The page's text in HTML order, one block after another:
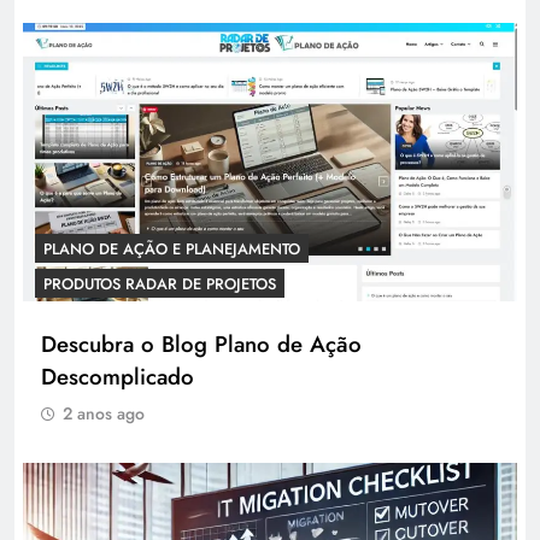
PLANO DE AÇÃO E PLANEJAMENTO
PRODUTOS RADAR DE PROJETOS
Descubra o Blog Plano de Ação
Descomplicado
2 anos ago